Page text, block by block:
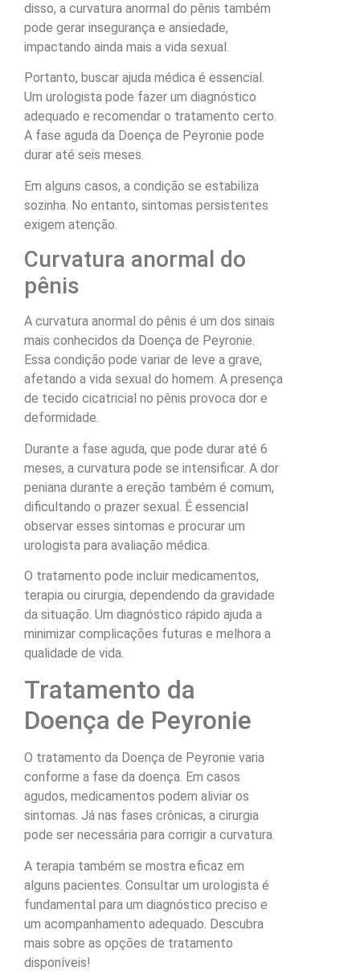
disso, a curvatura anormal do pênis também
pode gerar insegurança e ansiedade,
impactando ainda mais a vida sexual.
Portanto, buscar ajuda médica é essencial.
Um urologista pode fazer um diagnóstico
adequado e recomendar o tratamento certo.
A fase aguda da Doença de Peyronie pode
durar até seis meses.
Em alguns casos, a condição se estabiliza
sozinha. No entanto, sintomas persistentes
exigem atenção.
Curvatura anormal do
pênis
A curvatura anormal do pênis é um dos sinais
mais conhecidos da Doença de Peyronie.
Essa condição pode variar de leve a grave,
afetando a vida sexual do homem. A presença
de tecido cicatricial no pênis provoca dor e
deformidade.
Durante a fase aguda, que pode durar até 6
meses, a curvatura pode se intensificar. A dor
peniana durante a ereção também é comum,
dificultando o prazer sexual. É essencial
observar esses sintomas e procurar um
urologista para avaliação médica.
O tratamento pode incluir medicamentos,
terapia ou cirurgia, dependendo da gravidade
da situação. Um diagnóstico rápido ajuda a
minimizar complicações futuras e melhora a
qualidade de vida.
Tratamento da
Doença de Peyronie
O tratamento da Doença de Peyronie varia
conforme a fase da doença. Em casos
agudos, medicamentos podem aliviar os
sintomas. Já nas fases crônicas, a cirurgia
pode ser necessária para corrigir a curvatura.
A terapia também se mostra eficaz em
alguns pacientes. Consultar um urologista é
fundamental para um diagnóstico preciso e
um acompanhamento adequado. Descubra
mais sobre as opções de tratamento
disponíveis!